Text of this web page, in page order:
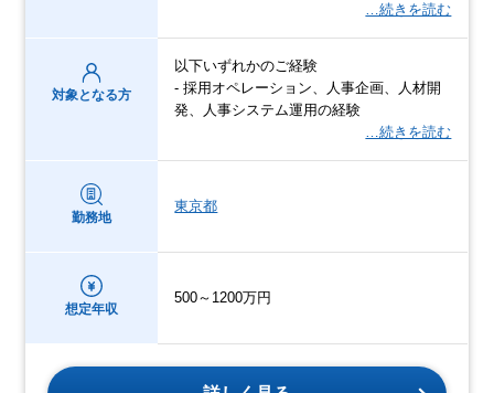
…続きを読む
対象となる方
以下いずれかのご経験
- 採用オペレーション、人事企画、人材開
発、人事システム運用の経験
…続きを読む
勤務地
東京都
想定年収
500～1200万円